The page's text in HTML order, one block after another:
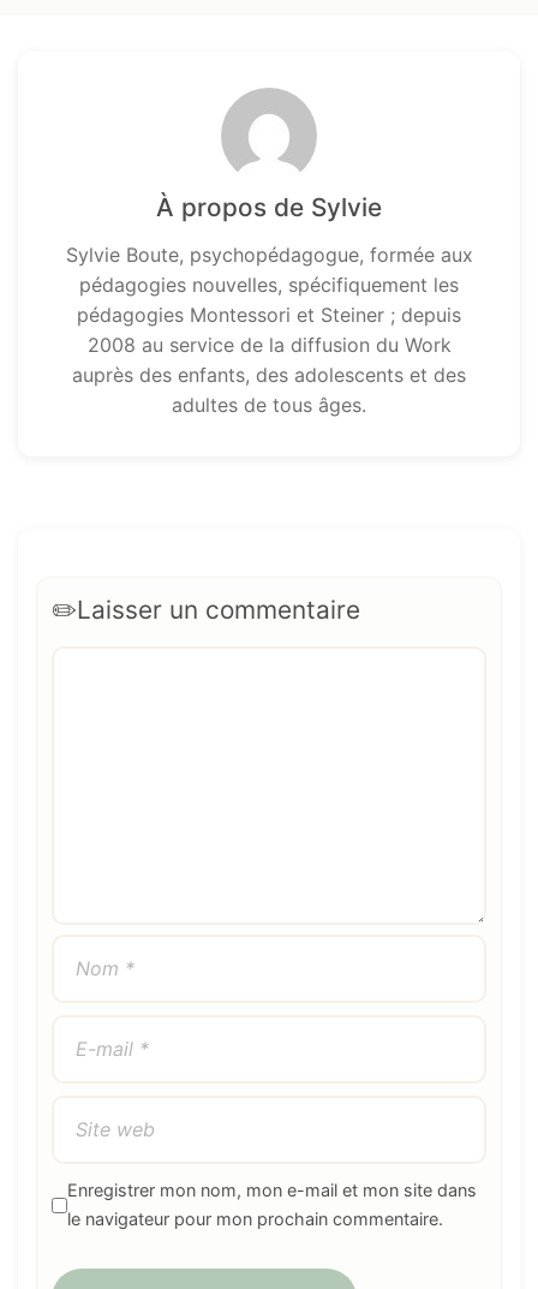
À propos de Sylvie
Sylvie Boute, psychopédagogue, formée aux
pédagogies nouvelles, spécifiquement les
pédagogies Montessori et Steiner ; depuis
2008 au service de la diffusion du Work
auprès des enfants, des adolescents et des
adultes de tous âges.
Laisser un commentaire
Enregistrer mon nom, mon e-mail et mon site dans
le navigateur pour mon prochain commentaire.